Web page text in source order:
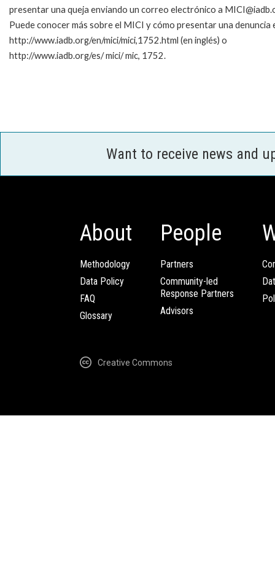
presentar una queja enviando un correo electrónico a
Puede conocer más sobre el MICI y cómo presentar una denuncia
http://www.iadb.org/en/mici/mici,1752.html (en inglés) o
http://www.iadb.org/es/ mici/ mic, 1752.
Want to receive news and
About
Methodology
Data Policy
FAQ
Glossary
People
Partners
Community-led
Response Partners
Advisors
Creative Commons